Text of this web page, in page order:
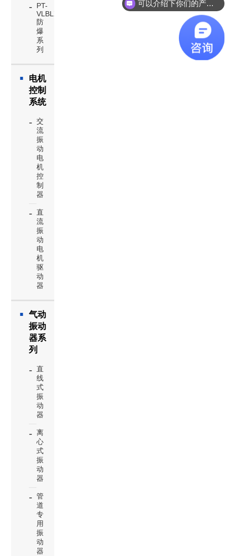
PT-
VLBLX
防
爆
系
列
电机
控制
系统
交
流
振
动
电
机
控
制
器
直
流
振
动
电
机
驱
动
器
气动
振动
器系
列
直
线
式
振
动
器
离
心
式
振
动
器
管
道
专
用
振
动
器
可以介绍下你们的产品么？